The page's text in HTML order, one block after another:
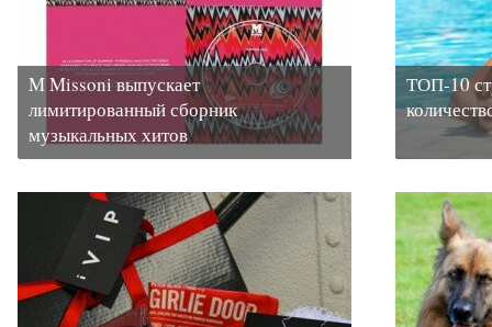
M Missoni выпускает
лимитированный сборник
музыкальных хитов
ТОП-10